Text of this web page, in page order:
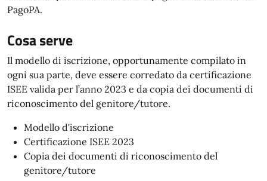
PagoPA.
Cosa serve
Il modello di iscrizione, opportunamente compilato in
ogni sua parte, deve essere corredato da certificazione
ISEE valida per l’anno 2023 e da copia dei documenti di
riconoscimento del genitore/tutore.
Modello d'iscrizione
Certificazione ISEE 2023
Copia dei documenti di riconoscimento del
genitore/tutore